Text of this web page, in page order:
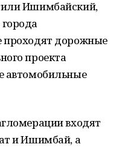
Ишимбайский,
проходят дорожные
проекта
автомобильные
входят
и Ишимбай, а